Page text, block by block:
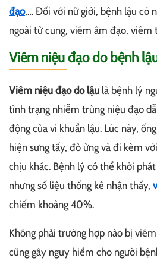
đạo,… Đối với nữ giới, bệnh lậu có
ngoài tử cung, viêm âm đạo,
Viêm niệu đạo do bệnh
Viêm niệu đạo do lậu là bệnh lý
tình trạng nhiễm trùng niệu đạo
động của vi khuẩn lậu. Lúc này,
hiện sưng tấy, đỏ ửng và đi kèm
chịu khác. Bệnh lý có thể khởi
nhưng số liệu thống kê nhận thấy,
chiếm khoảng 40%.
Không phải trường hợp nào bị
cũng gây nguy hiểm cho người